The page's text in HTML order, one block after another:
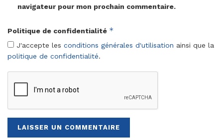
navigateur pour mon prochain commentaire.
Politique de confidentialité *
J'accepte les conditions générales d'utilisation ainsi que la
politique de confidentialité.